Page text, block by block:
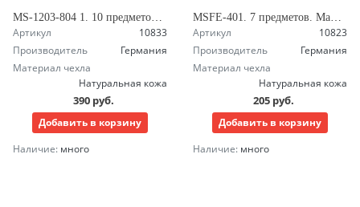
MS-1203-804 1. 10 предметов. Футляр-сумка. Маникюрный набор Зингер
Артикул
10833
Производитель
Германия
Материал чехла
Натуральная кожа
390 руб.
Добавить в корзину
Наличие: много
MSFE-401. 7 предметов. Маникюрный набор Зингер
Артикул
10823
Производитель
Германия
Материал чехла
Натуральная кожа
205 руб.
Добавить в корзину
Наличие: много